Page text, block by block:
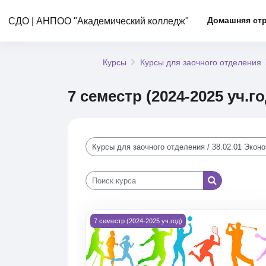
СДО | АНПОО "Академический колледж" Домашняя
Курсы Курсы для заочного отделения
7 семестр (2024-2025
Категории курсов
Поиск курса
Поиск курса
Изображение курса Физическая культура
7 семестр (2024-2025 уч.год)